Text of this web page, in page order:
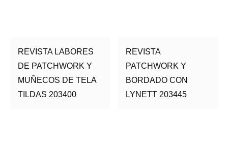
REVISTA LABORES
DE PATCHWORK Y
MUÑECOS DE TELA
TILDAS 203400
REVISTA
PATCHWORK Y
BORDADO CON
LYNETT 203445